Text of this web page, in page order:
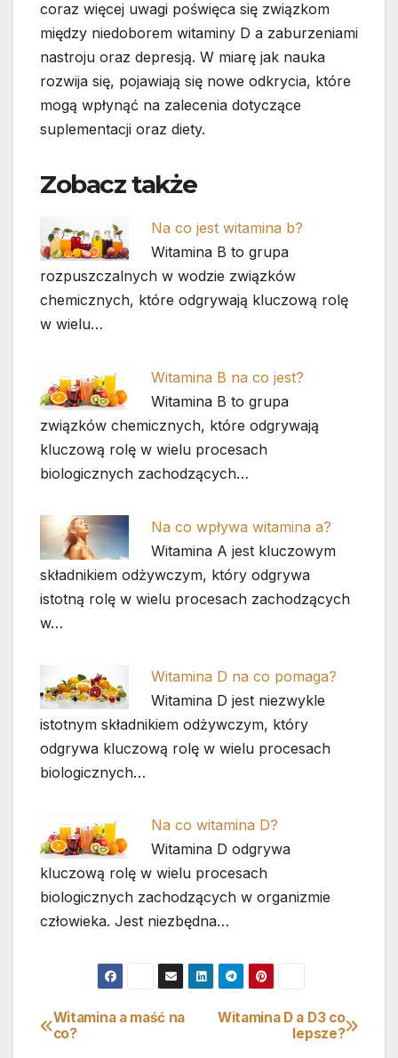
coraz więcej uwagi poświęca się związkom
między niedoborem witaminy D a zaburzeniami
nastroju oraz depresją. W miarę jak nauka
rozwija się, pojawiają się nowe odkrycia, które
mogą wpłynąć na zalecenia dotyczące
suplementacji oraz diety.
Zobacz także
Na co jest witamina b?
Witamina B to grupa
rozpuszczalnych w wodzie związków
chemicznych, które odgrywają kluczową rolę
w wielu…
Witamina B na co jest?
Witamina B to grupa
związków chemicznych, które odgrywają
kluczową rolę w wielu procesach
biologicznych zachodzących…
Na co wpływa witamina a?
Witamina A jest kluczowym
składnikiem odżywczym, który odgrywa
istotną rolę w wielu procesach zachodzących
w…
Witamina D na co pomaga?
Witamina D jest niezwykle
istotnym składnikiem odżywczym, który
odgrywa kluczową rolę w wielu procesach
biologicznych…
Na co witamina D?
Witamina D odgrywa
kluczową rolę w wielu procesach
biologicznych zachodzących w organizmie
człowieka. Jest niezbędna…
Nawigacja
Witamina D a D3 co
lepsze?
Witamina a maść na
co?